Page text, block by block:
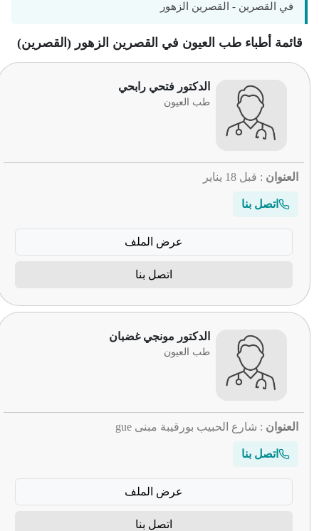
في القصرين - القصرين الزهور
قائمة أطباء طب العيون في القصرين الزهور (القصرين)
الدكتور فتحي رابحي
طب العيون
العنوان : قبل 18 يناير
اتصل بنا
عرض الملف
اتصل بنا
الدكتور مونجي غضبان
طب العيون
العنوان : شارع الحبيب بورقيبة مبنى gue
اتصل بنا
عرض الملف
اتصل بنا